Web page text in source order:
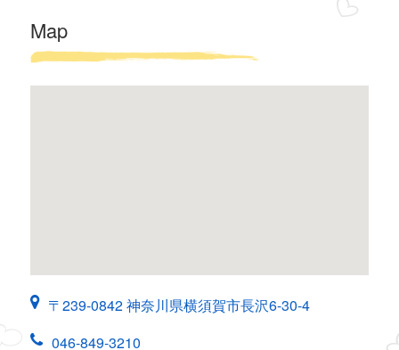
Map
〒239-0842 神奈川県横須賀市長沢6-30-4
046-849-3210